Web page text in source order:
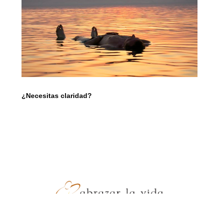
¿Necesitas claridad?